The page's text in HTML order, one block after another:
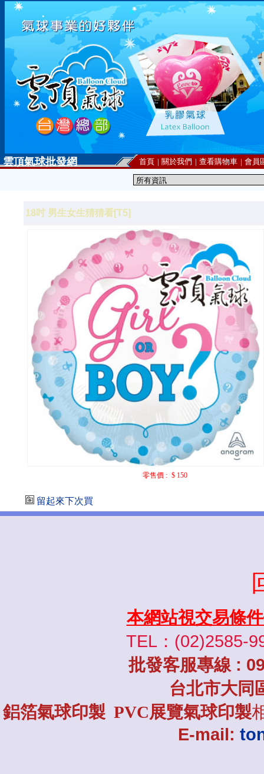
雲頂氣球批發網 首頁 | 關於我們 | 查看購物車 | 會員
18吋 男生女生猜猜看[T5]
零售價 : $ 150
留起來下次買
本網站視交易條
TEL：(02)2585-
批發客服專線 :
台北市大同
鋁箔氣球印製 PVC展覽氣球印製
E-mail: